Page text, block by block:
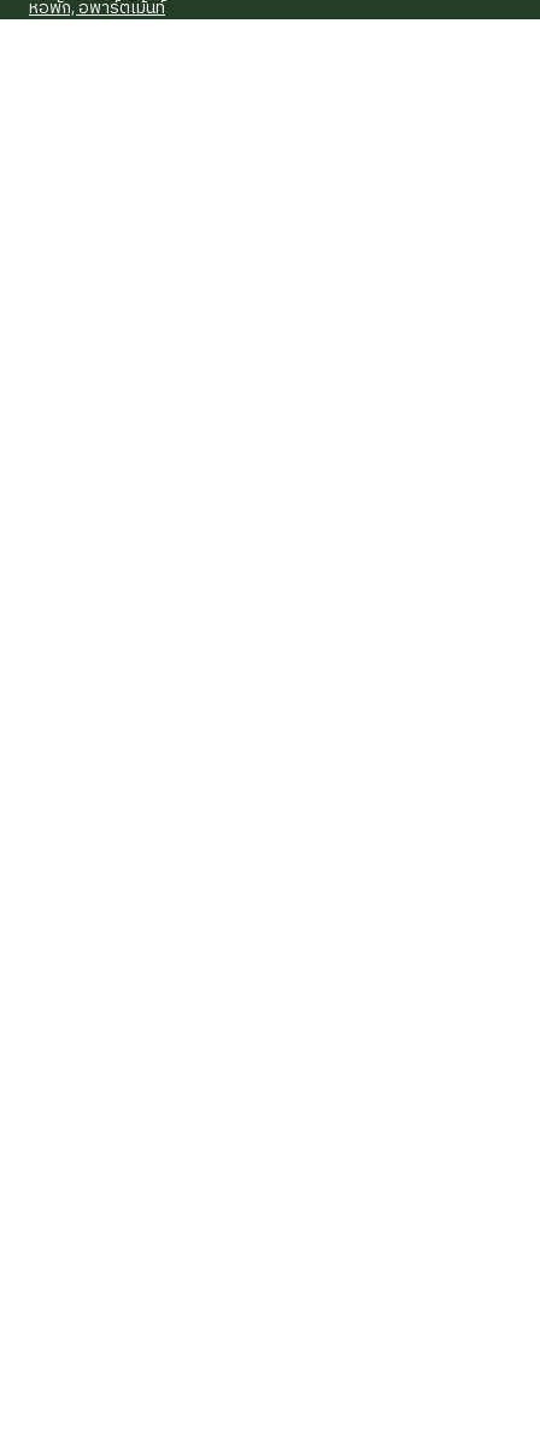
หอพัก, อพาร์ตเม้นท์